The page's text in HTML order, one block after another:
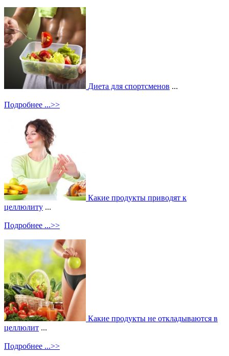
Диета для спортсменов ...
Подробнее ...>>
Какие продукты приводят к
целлюлиту ...
Подробнее ...>>
Какие продукты не откладываются в
целлюлит ...
Подробнее ...>>